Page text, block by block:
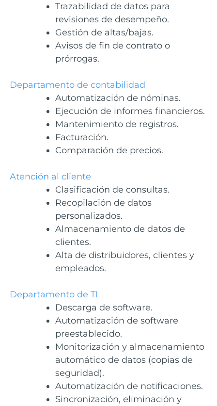
Trazabilidad de datos para
revisiones de desempeño.
Gestión de altas/bajas.
Avisos de fin de contrato o
prórrogas.
Departamento de contabilidad
Automatización de nóminas.
Ejecución de informes financieros.
Mantenimiento de registros.
Facturación.
Comparación de precios.
Atención al cliente
Clasificación de consultas.
Recopilación de datos
personalizados.
Almacenamiento de datos de
clientes.
Alta de distribuidores, clientes y
empleados.
Departamento de TI
Descarga de software.
Automatización de software
preestablecido.
Monitorización y almacenamiento
automático de datos (copias de
seguridad).
Automatización de notificaciones.
Sincronización, eliminación y